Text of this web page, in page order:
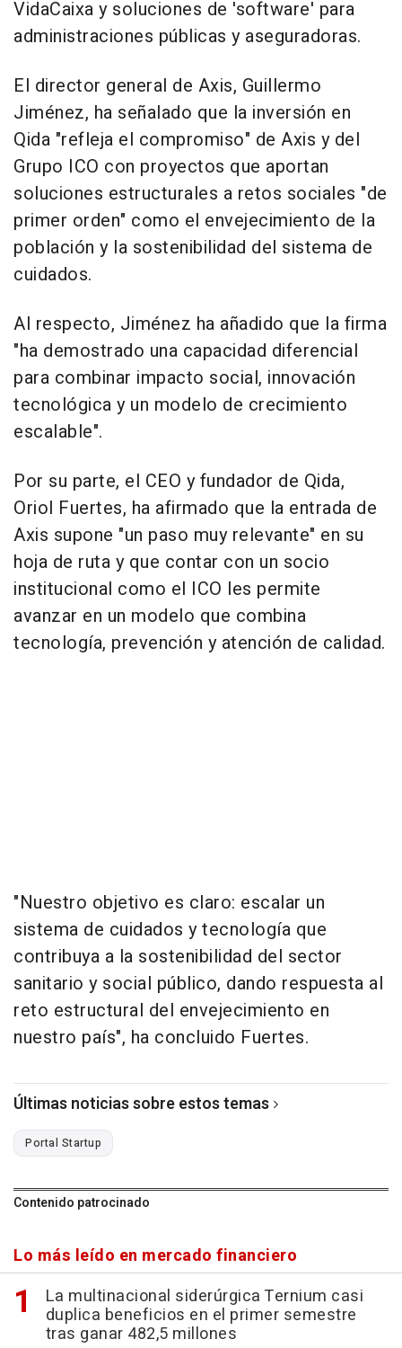
VidaCaixa y soluciones de 'software' para
administraciones públicas y aseguradoras.
El director general de Axis, Guillermo
Jiménez, ha señalado que la inversión en
Qida "refleja el compromiso" de Axis y del
Grupo ICO con proyectos que aportan
soluciones estructurales a retos sociales "de
primer orden" como el envejecimiento de la
población y la sostenibilidad del sistema de
cuidados.
Al respecto, Jiménez ha añadido que la firma
"ha demostrado una capacidad diferencial
para combinar impacto social, innovación
tecnológica y un modelo de crecimiento
escalable".
Por su parte, el CEO y fundador de Qida,
Oriol Fuertes, ha afirmado que la entrada de
Axis supone "un paso muy relevante" en su
hoja de ruta y que contar con un socio
institucional como el ICO les permite
avanzar en un modelo que combina
tecnología, prevención y atención de calidad.
"Nuestro objetivo es claro: escalar un
sistema de cuidados y tecnología que
contribuya a la sostenibilidad del sector
sanitario y social público, dando respuesta al
reto estructural del envejecimiento en
nuestro país", ha concluido Fuertes.
Últimas noticias sobre estos temas
Portal Startup
Contenido patrocinado
Lo más leído en mercado financiero
La multinacional siderúrgica Ternium casi
duplica beneficios en el primer semestre
tras ganar 482,5 millones